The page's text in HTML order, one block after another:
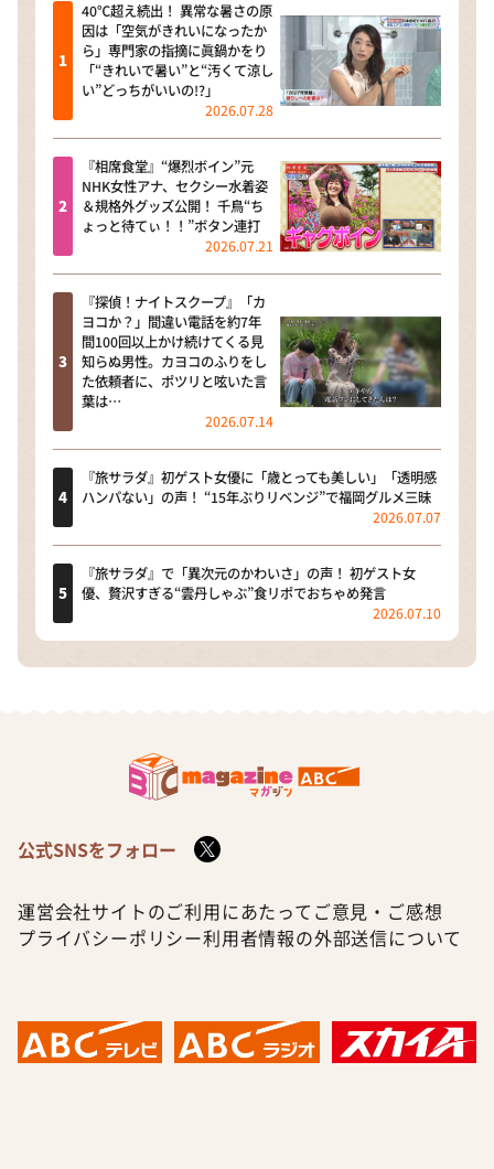
40℃超え続出！ 異常な暑さの原
因は「空気がきれいになったか
ら」専門家の指摘に眞鍋かをり
「“きれいで暑い”と“汚くて涼し
い”どっちがいいの!?」
2026.07.28
『相席食堂』“爆烈ボイン”元
NHK女性アナ、セクシー水着姿
＆規格外グッズ公開！ 千鳥“ち
ょっと待てぃ！！”ボタン連打
2026.07.21
『探偵！ナイトスクープ』「カ
ヨコか？」間違い電話を約7年
間100回以上かけ続けてくる見
知らぬ男性。カヨコのふりをし
た依頼者に、ポツリと呟いた言
葉は…
2026.07.14
『旅サラダ』初ゲスト女優に「歳とっても美しい」「透明感
ハンパない」の声！ “15年ぶりリベンジ”で福岡グルメ三昧
2026.07.07
『旅サラダ』で「異次元のかわいさ」の声！ 初ゲスト女
優、贅沢すぎる“雲丹しゃぶ”食リポでおちゃめ発言
2026.07.10
公式SNSをフォロー
運営会社サイトのご利用にあたって ご意見・ご感想
プライバシーポリシー利用者情報の外部送信について